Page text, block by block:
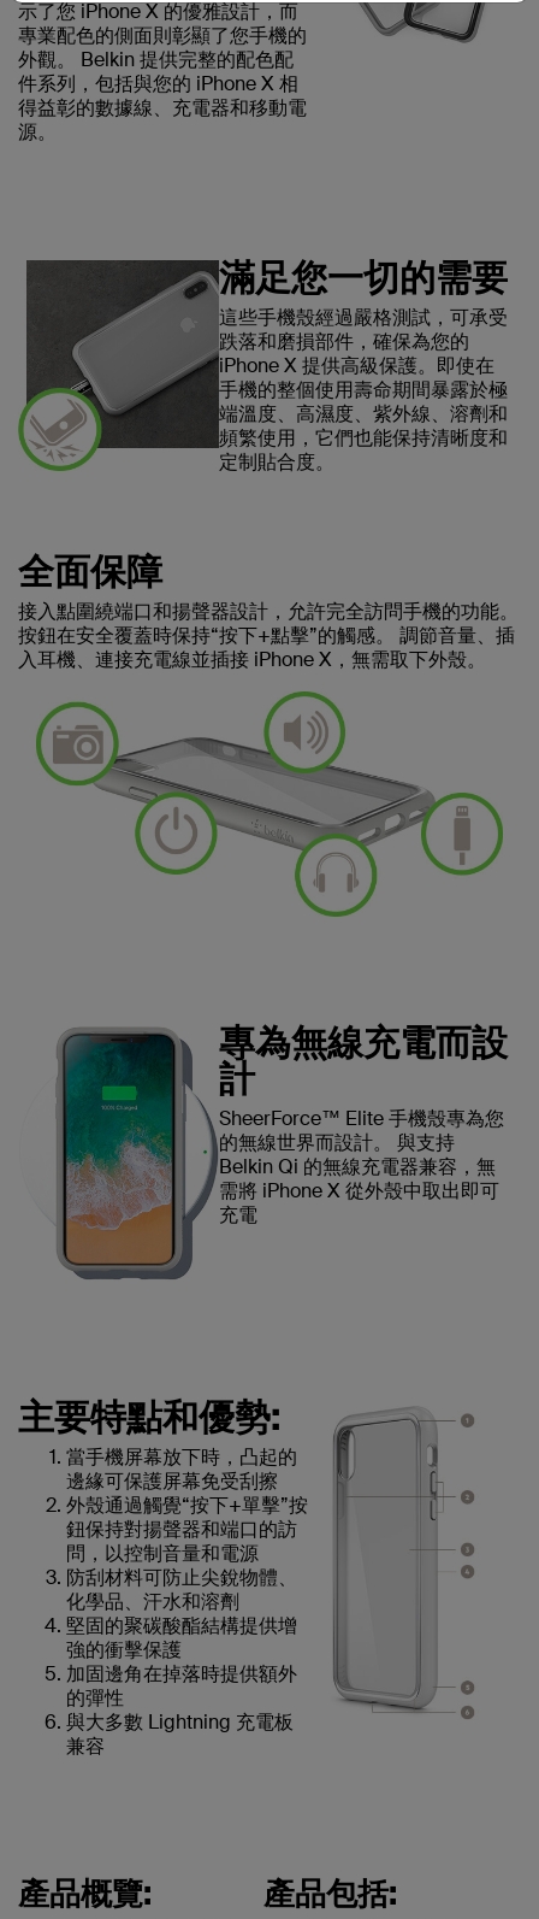
示了您 iPhone X 的優雅設計，而
專業配色的側面則彰顯了您手機的
外觀。 Belkin 提供完整的配色配
件系列，包括與您的 iPhone X 相
得益彰的數據線、充電器和移動電
源。
滿足您一切的需要
這些手機殼經過嚴格測試，可承受
跌落和磨損部件，確保為您的
iPhone X 提供高級保護。即使在
手機的整個使用壽命期間暴露於極
端溫度、高濕度、紫外線、溶劑和
頻繁使用，它們也能保持清晰度和
定制貼合度。
全面保障
接入點圍繞端口和揚聲器設計，允許完全訪問手機的功能。
按鈕在安全覆蓋時保持“按下+點擊”的觸感。 調節音量、插
入耳機、連接充電線並插接 iPhone X，無需取下外殼。
專為無線充電而設
計
SheerForce™ Elite 手機殼專為您
的無線世界而設計。 與支持
Belkin Qi 的無線充電器兼容，無
需將 iPhone X 從外殼中取出即可
充電
主要特點和優勢:
當手機屏幕放下時，凸起的
邊緣可保護屏幕免受刮擦
外殼通過觸覺“按下+單擊”按
鈕保持對揚聲器和端口的訪
問，以控制音量和電源
防刮材料可防止尖銳物體、
化學品、汗水和溶劑
堅固的聚碳酸酯結構提供增
強的衝擊保護
加固邊角在掉落時提供額外
的彈性
與大多數 Lightning 充電板
兼容
產品概覽: 產品包括: